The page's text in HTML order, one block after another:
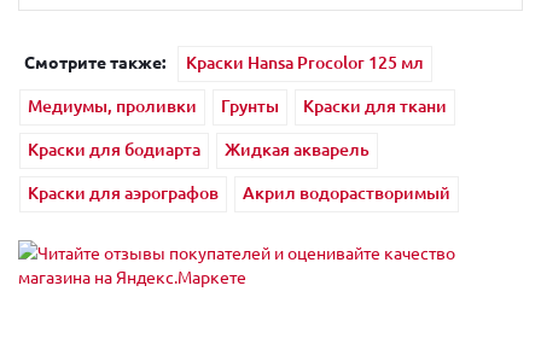
Смотрите также:
Краски Hansa Procolor 125 мл
Медиумы, проливки
Грунты
Краски для ткани
Краски для бодиарта
Жидкая акварель
Краски для аэрографов
Акрил водорастворимый